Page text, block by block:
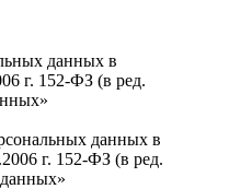
данных в
г. 152-ФЗ (в ред.
данных в
г. 152-ФЗ (в ред.